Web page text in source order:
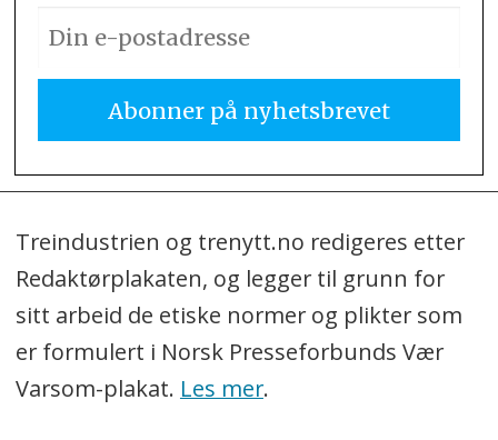
Treindustrien og trenytt.no redigeres etter
Redaktørplakaten, og legger til grunn for
sitt arbeid de etiske normer og plikter som
er formulert i Norsk Presseforbunds Vær
Varsom-plakat. Les mer.